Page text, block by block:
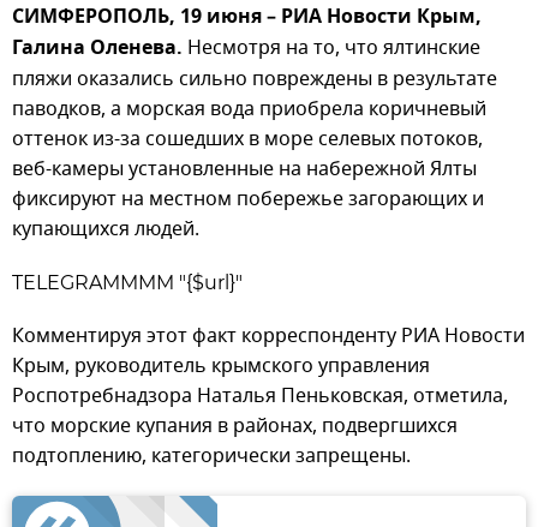
СИМФЕРОПОЛЬ, 19 июня – РИА Новости Крым,
Галина Оленева. Несмотря на то, что ялтинские
пляжи оказались сильно повреждены в результате
паводков, а морская вода приобрела коричневый
оттенок из-за сошедших в море селевых потоков,
веб-камеры установленные на набережной Ялты
фиксируют на местном побережье загорающих и
купающихся людей.
TELEGRAMMMM "{$url}"
Комментируя этот факт корреспонденту РИА Новости
Крым, руководитель крымского управления
Роспотребнадзора Наталья Пеньковская, отметила,
что морские купания в районах, подвергшихся
подтоплению, категорически запрещены.